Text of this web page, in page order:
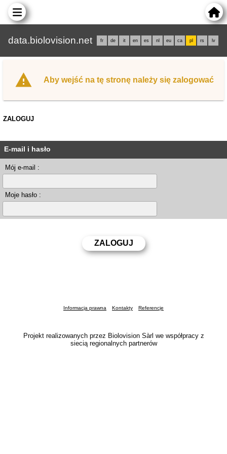
data.biolovision.net fr de it en es nl eu ca pl rs lv
Aby wejść na tę stronę należy się zalogować
ZALOGUJ
E-mail i hasło
Mój e-mail :
Moje hasło :
Informacja prawna Kontakty Referencje
Projekt realizowanych przez Biolovision Sàrl we współpracy z
siecią regionalnych partnerów